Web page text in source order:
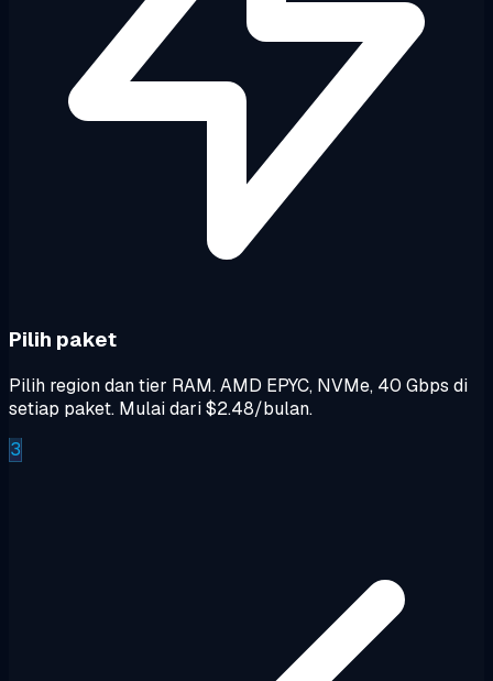
Pilih paket
Pilih region dan tier RAM. AMD EPYC, NVMe, 40 Gbps di
setiap paket. Mulai dari $2.48/bulan.
3